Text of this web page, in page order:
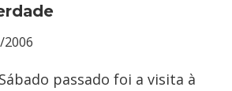
2006
passado foi a visita à